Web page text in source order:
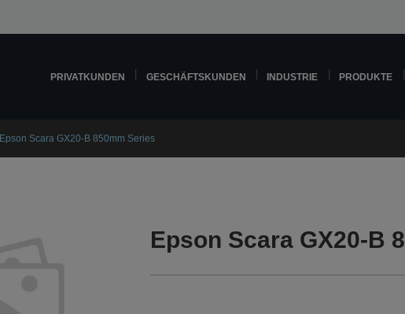
PRIVATKUNDEN GESCHÄFTSKUNDEN INDUSTRIE PRODUKTE
Epson Scara GX20-B 850mm Series
Epson Scara GX20-B